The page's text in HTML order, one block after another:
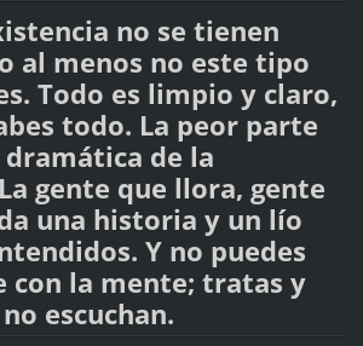
no se tienen
al menos no este tipo
Todo es limpio y claro,
todo. La peor parte
dramática de la
gente que llora, gente
una historia y un lío
Y no puedes
con la mente; tratas y
escuchan.